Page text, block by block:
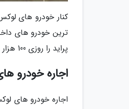
کنار خودرو های
ترین خودرو های
پراید را روزی 100 هزار تومان نوشته اند.
اجاره خودرو